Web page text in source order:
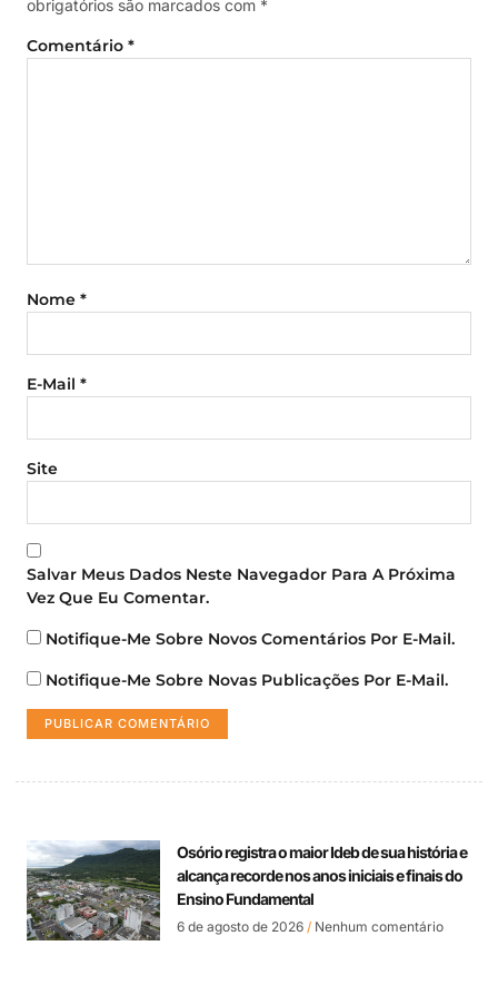
obrigatórios são marcados com *
Comentário *
Nome *
E-Mail *
Site
Salvar Meus Dados Neste Navegador Para A Próxima
Vez Que Eu Comentar.
Notifique-Me Sobre Novos Comentários Por E-Mail.
Notifique-Me Sobre Novas Publicações Por E-Mail.
Osório registra o maior Ideb de sua história e
alcança recorde nos anos iniciais e finais do
Ensino Fundamental
6 de agosto de 2026 Nenhum comentário